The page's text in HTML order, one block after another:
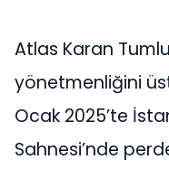
Atlas Karan
yönetmenliğini
Ocak 2025’te
Sahnesi’nde